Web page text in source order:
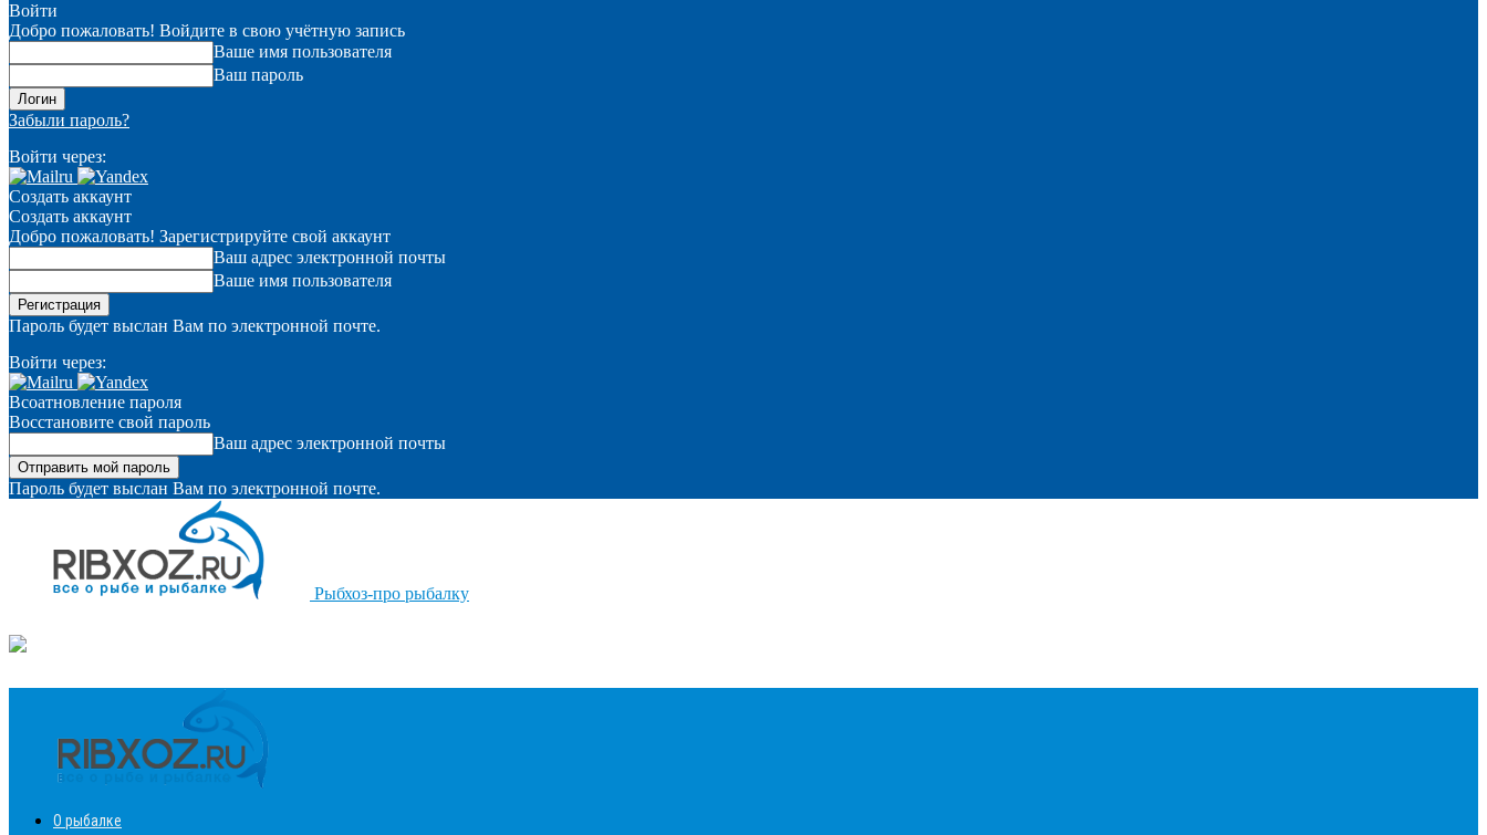
Войти
Добро пожаловать! Войдите в свою учётную запись
Ваше имя пользователя
Ваш пароль
Забыли пароль?
Войти через:
Создать аккаунт
Создать аккаунт
Добро пожаловать! Зарегистрируйте свой аккаунт
Ваш адрес электронной почты
Ваше имя пользователя
Пароль будет выслан Вам по электронной почте.
Войти через:
Всоатновление пароля
Восстановите свой пароль
Ваш адрес электронной почты
Пароль будет выслан Вам по электронной почте.
Рыбхоз-про рыбалку
О рыбалке